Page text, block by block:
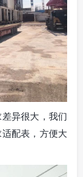
异很大，我们
配表，方便大